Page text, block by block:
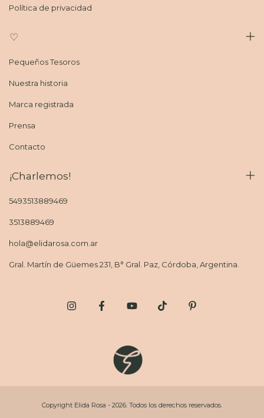
Política de privacidad
♡
Pequeños Tesoros
Nuestra historia
Marca registrada
Prensa
Contacto
¡Charlemos!
5493513889469
3513889469
hola@elidarosa.com.ar
Gral. Martín de Güemes 231, B° Gral. Paz, Córdoba, Argentina.
Copyright Elida Rosa - 2026. Todos los derechos reservados.